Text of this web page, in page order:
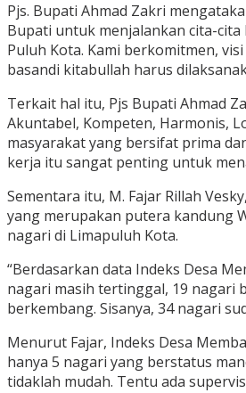
Pjs. Bupati Ahmad Zakri
Bupati untuk menjalankan cita-cita
Puluh Kota. Kami berkomitmen,
basandi kitabullah harus
Terkait hal itu, Pjs Bupati Ahmad
Akuntabel, Kompeten, Harmonis,
masyarakat yang bersifat prima
kerja itu sangat penting untuk
Sementara itu, M. Fajar Rillah
yang merupakan putera kandung
nagari di Limapuluh Kota.
“Berdasarkan data Indeks Desa
nagari masih tertinggal, 19 nagari
berkembang. Sisanya, 34 nagari
Menurut Fajar, Indeks Desa
hanya 5 nagari yang berstatus
tidaklah mudah. Tentu ada